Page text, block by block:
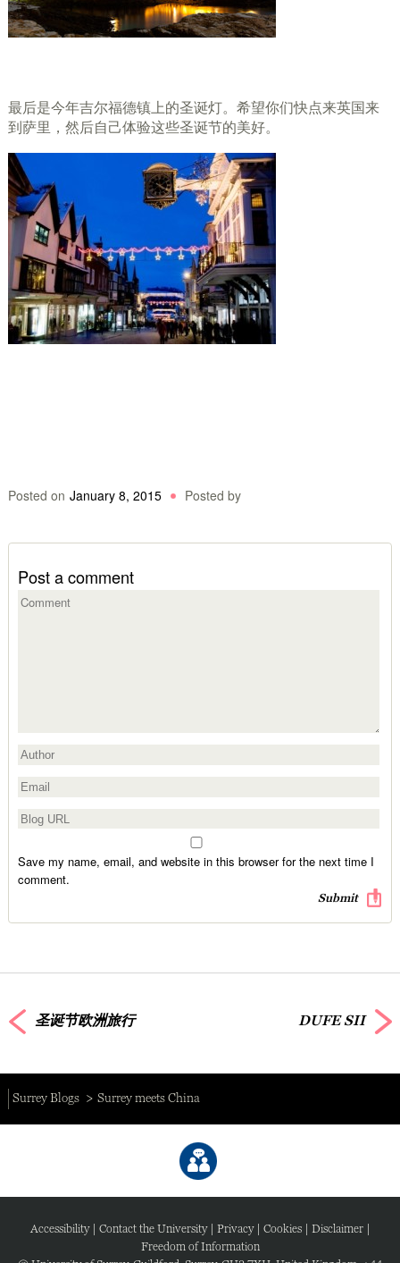
最后是今年吉尔福德镇上的圣诞灯。希望你们快点来英国来
到萨里，然后自己体验这些圣诞节的美好。
Posted on January 8, 2015 Posted by
Post a comment
Save my name, email, and website in this browser for the next time I
comment.
圣诞节欧洲旅行 DUFE SII
Surrey Blogs Surrey meets China
Accessibility| Contact the University| Privacy| Cookies| Disclaimer|
Freedom of Information